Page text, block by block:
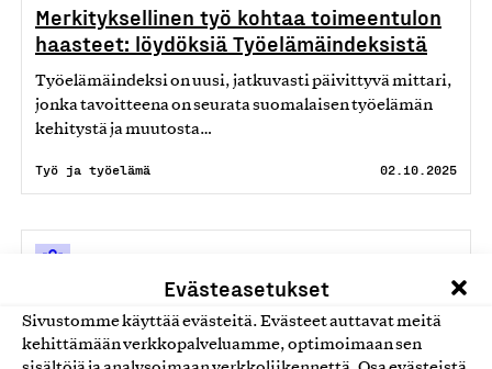
Evästeasetukset
Sivustomme käyttää evästeitä. Evästeet auttavat meitä
kehittämään verkkopalveluamme, optimoimaan sen
Merkityksellinen työ kohtaa toimeentulon
haasteet: löydöksiä Työelämäindeksistä
Työelämäindeksi on uusi, jatkuvasti päivittyvä mittari,
jonka tavoitteena on seurata suomalaisen työelämän
kehitystä ja muutosta…
Työ ja työelämä 02.10.2025
Kysely suomalaisten työelämästä –
Työelämäindeksi rakentuu (1/3)